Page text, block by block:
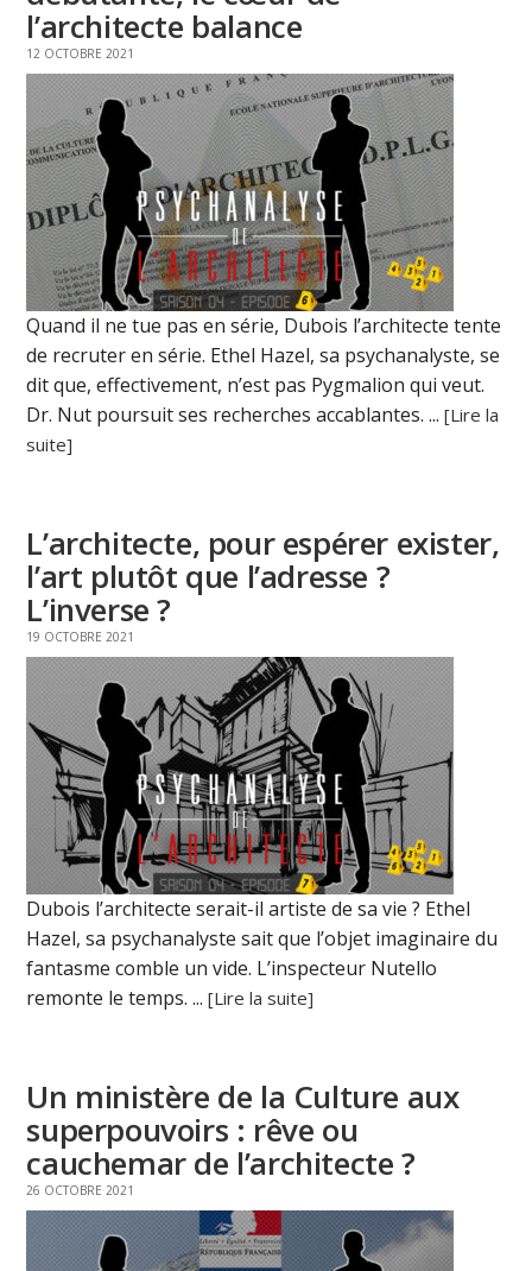
l’architecte balance
12 OCTOBRE 2021
Quand il ne tue pas en série, Dubois l’architecte tente
de recruter en série. Ethel Hazel, sa psychanalyste, se
dit que, effectivement, n’est pas Pygmalion qui veut.
Dr. Nut poursuit ses recherches accablantes. ...[Lire la
suite]
L’architecte, pour espérer exister,
l’art plutôt que l’adresse ?
L’inverse ?
19 OCTOBRE 2021
Dubois l’architecte serait-il artiste de sa vie ? Ethel
Hazel, sa psychanalyste sait que l’objet imaginaire du
fantasme comble un vide. L’inspecteur Nutello
remonte le temps. ...[Lire la suite]
Un ministère de la Culture aux
superpouvoirs : rêve ou
cauchemar de l’architecte ?
26 OCTOBRE 2021